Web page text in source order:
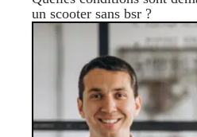
un scooter sans bsr ?